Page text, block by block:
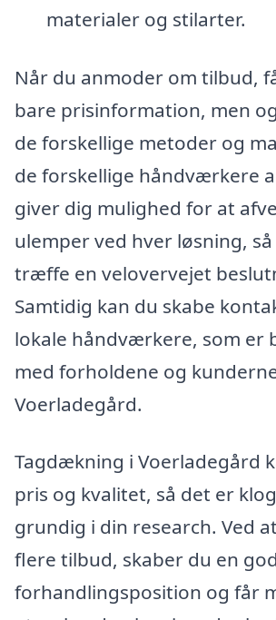
materialer og stilarter.
Når du anmoder om tilbud,
bare prisinformation, men
de forskellige metoder og
de forskellige håndværkere
giver dig mulighed for at
ulemper ved hver løsning,
træffe en velovervejet
Samtidig kan du skabe
lokale håndværkere, som er
med forholdene og
Voerladegård.
Tagdækning i Voerladegård
pris og kvalitet, så det er
grundig i din research. Ved
flere tilbud, skaber du en god
forhandlingsposition og får